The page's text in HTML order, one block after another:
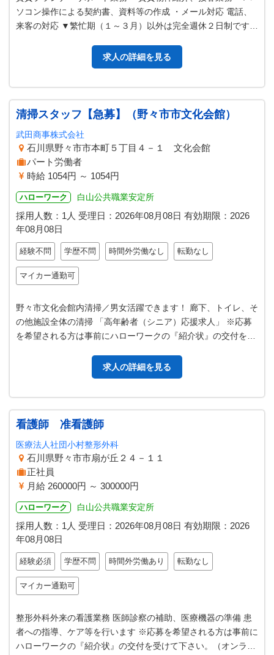
ソコン操作による契約書、資料等の作成 ・メール対応 電話、
来客の対応 ▼繁忙期（１～３月）以外は完全週休２日制です！
求人の詳細を見る
清掃スタッフ【急募】（野々市市文化会館）
武田商事株式会社
石川県野々市市本町５丁目４－１ 文化会館
パート労働者
時給 1054円 ～ 1054円
ハローワーク 白山公共職業安定所
採用人数：1人 受理日： 2026年08月08日 有効期限： 2026
年08月08日
経験不問 学歴不問 時間外労働なし 転勤なし
マイカー通勤可
野々市文化会館内清掃／男女活躍できます！ 廊下、トイレ、そ
の他施設全体の清掃 「高年齢者（シニア）応援求人」 ※応募
を希望される方は事前にハローワークの『紹介状』の交付を受
求人の詳細を見る
看護師 准看護師
医療法人社団小村整形外科
石川県野々市市扇が丘２４－１１
正社員
月給 260000円 ～ 300000円
ハローワーク 白山公共職業安定所
採用人数：1人 受理日： 2026年08月08日 有効期限： 2026
年08月08日
経験必須 学歴不問 時間外労働あり 転勤なし
マイカー通勤可
整形外科外来の看護業務 医師診察の補助、医療機器の準備 患
者への指導、ケア等を行います ※応募を希望される方は事前に
ハローワークの『紹介状』の交付を受けて下さい。（オンライ